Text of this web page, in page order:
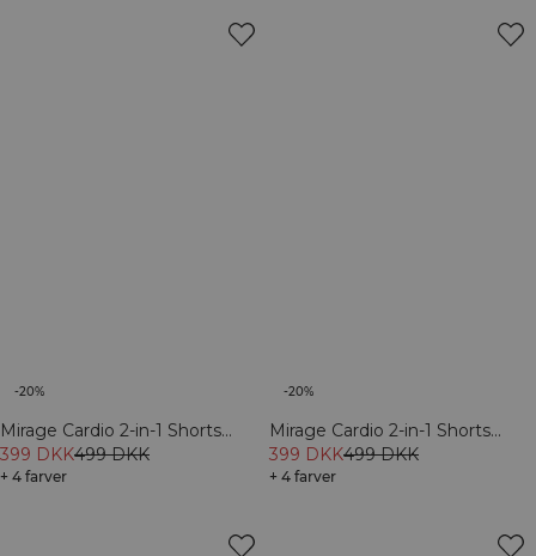
-20%
Mirage Cardio 2-in-1 Shorts
Lagoon Blue
399 DKK499 DKK
+ 4 farver
-20%
Mirage Cardio 2-in-1 Shorts
Petal Pink
399 DKK499 DKK
+ 4 farver